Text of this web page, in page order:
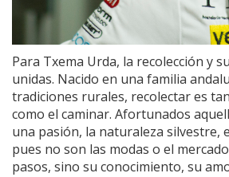
Para Txema Urda, la recolección y
unidas. Nacido en una familia
tradiciones rurales, recolectar es
como el caminar. Afortunados
una pasión, la naturaleza silvestre,
pues no son las modas o el
pasos, sino su conocimiento, su